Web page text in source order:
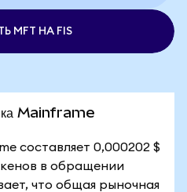
MFT НА FIS
Mainframe
составляет 0,000202 $
в обращении
что общая рыночная